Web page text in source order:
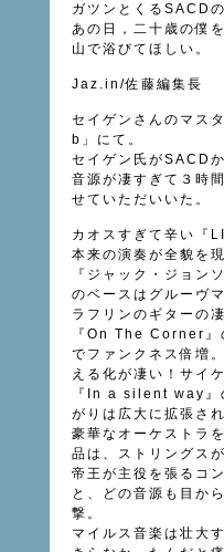
ガツンとくるSACD
あの日，二十歳の僕
山で浴びてほしい。
Jaz.in/佐藤編集長
セイゲンさんのマス
b」にて。
セイゲン氏がSACD
音源が凄すぎて３時
せていただいいた。
カオスすぎて辛い『
本来の演奏が全貌を現
『ジャック・ジョン
のベースはグルーヴ
ラフリンのギターの
『On The Corner』
でファンクネス倍増
える化が凄い！サイ
『In a silent way』
がりは広大に拡張さ
豪華なオーケストラ
品は、ストリングス
帝王が主役を張るコ
と、どの音源も目か
撃。
マイルス音楽は壮大